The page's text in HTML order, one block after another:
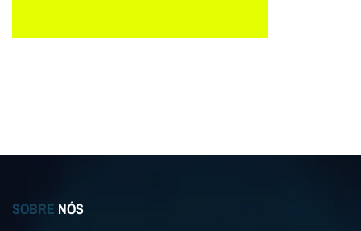
SOBRE NÓS